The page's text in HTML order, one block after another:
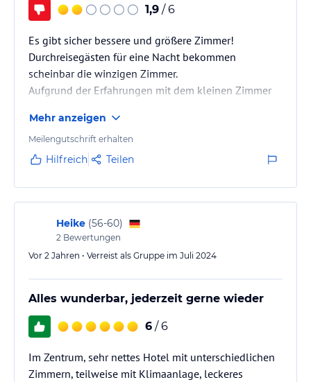
Angaben ohne Gewähr. Bitte lies vor der Buchung die
verbindlichen
Angebotsdetails
1,9 / 6
Es gibt sicher bessere und größere Zimmer!
Durchreisegästen für eine Nacht bekommen
scheinbar die winzigen Zimmer.
Aufgrund der Erfahrungen mit dem kleinen Zimmer
Es wurde ein kleiner Stadtplan von Rüdesheim
ausgegeben, noch mit dem schon lange
geschlossenen Foltermuseum - so viel zur Aktualität!
Mehr anzeigen
Meilengutschrift erhalten
Hilfreich Teilen
Heike (56-60)
2 Bewertungen
Vor 2 Jahren • Verreist als Gruppe im Juli 2024
Alles wunderbar, jederzeit gerne wieder
6 / 6
Im Zentrum, sehr nettes Hotel mit unterschiedlichen
Zimmern, teilweise mit Klimaanlage, leckeres